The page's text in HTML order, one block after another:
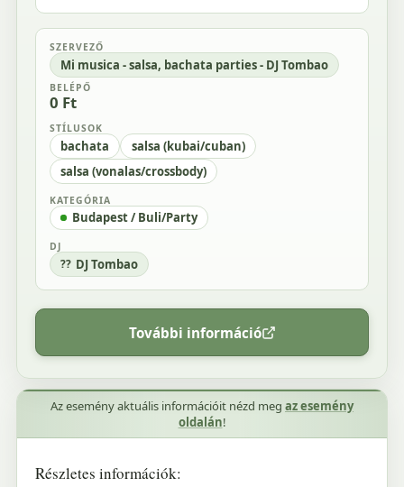
SZERVEZŐ
Mi musica - salsa, bachata parties - DJ Tombao
BELÉPŐ
0 Ft
STÍLUSOK
bachata
salsa (kubai/cuban)
salsa (vonalas/crossbody)
KATEGÓRIA
Budapest / Buli/Party
DJ
DJ Tombao
További információ
Az esemény aktuális információit nézd meg az esemény
oldalán!
Részletes információk: